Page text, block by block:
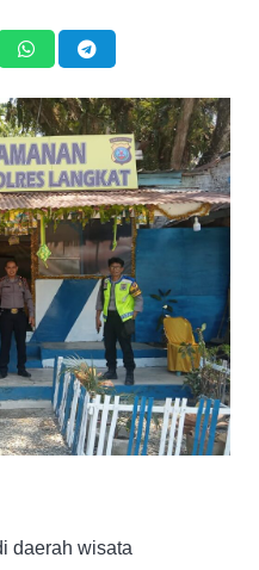
daerah wisata